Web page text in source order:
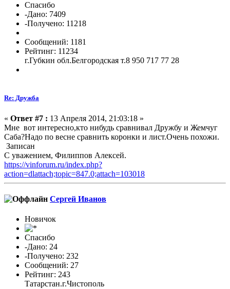
Спасибо
-Дано: 7409
-Получено: 11218
Сообщений: 1181
Рейтинг: 11234
г.Губкин обл.Белгородская т.8 950 717 77 28
Re: Дружба
« Ответ #7 : 13 Апреля 2014, 21:03:18 »
Мне вот интересно,кто нибудь сравнивал Дружбу и Жемчуг
Саба?Надо по весне сравнить коронки и лист.Очень похожи.
Записан
С уважением, Филиппов Алексей.
https://vinforum.ru/index.php?
action=dlattach;topic=847.0;attach=103018
Сергей Иванов
Новичок
Спасибо
-Дано: 24
-Получено: 232
Сообщений: 27
Рейтинг: 243
Татарстан.г.Чистополь